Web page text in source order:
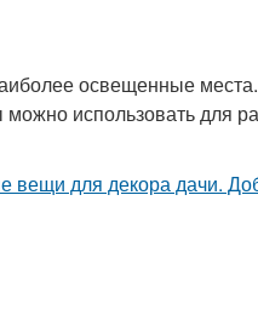
освещенные
использовать для